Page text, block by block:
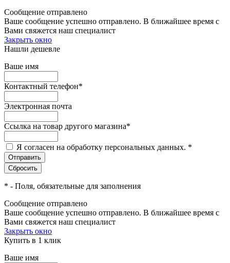
Сообщение отправлено
Ваше сообщение успешно отправлено. В ближайшее время с
Вами свяжется наш специалист
Закрыть окно
Нашли дешевле
Ваше имя
Контактный телефон*
Электронная почта
Ссылка на товар другого магазина*
Я согласен на обработку персональных данных. *
* - Поля, обязательные для заполнения
Сообщение отправлено
Ваше сообщение успешно отправлено. В ближайшее время с
Вами свяжется наш специалист
Закрыть окно
Купить в 1 клик
Ваше имя